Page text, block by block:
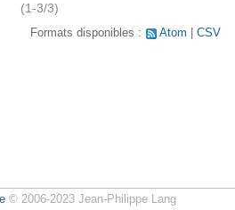
(1-3/3)
Formats disponibles : Atom CSV
© 2006-2023 Jean-Philippe Lang